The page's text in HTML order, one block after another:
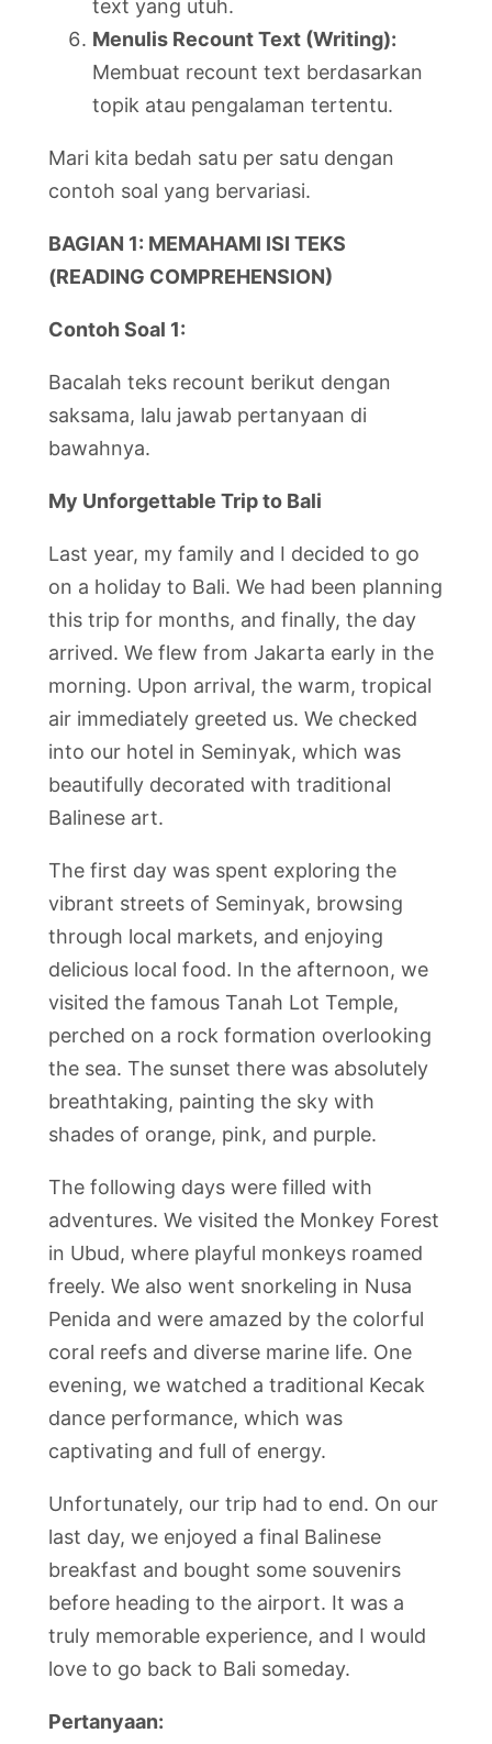
text yang utuh.
Menulis Recount Text (Writing):
Membuat recount text berdasarkan
topik atau pengalaman tertentu.
Mari kita bedah satu per satu dengan
contoh soal yang bervariasi.
BAGIAN 1: MEMAHAMI ISI TEKS
(READING COMPREHENSION)
Contoh Soal 1:
Bacalah teks recount berikut dengan
saksama, lalu jawab pertanyaan di
bawahnya.
My Unforgettable Trip to Bali
Last year, my family and I decided to go
on a holiday to Bali. We had been planning
this trip for months, and finally, the day
arrived. We flew from Jakarta early in the
morning. Upon arrival, the warm, tropical
air immediately greeted us. We checked
into our hotel in Seminyak, which was
beautifully decorated with traditional
Balinese art.
The first day was spent exploring the
vibrant streets of Seminyak, browsing
through local markets, and enjoying
delicious local food. In the afternoon, we
visited the famous Tanah Lot Temple,
perched on a rock formation overlooking
the sea. The sunset there was absolutely
breathtaking, painting the sky with
shades of orange, pink, and purple.
The following days were filled with
adventures. We visited the Monkey Forest
in Ubud, where playful monkeys roamed
freely. We also went snorkeling in Nusa
Penida and were amazed by the colorful
coral reefs and diverse marine life. One
evening, we watched a traditional Kecak
dance performance, which was
captivating and full of energy.
Unfortunately, our trip had to end. On our
last day, we enjoyed a final Balinese
breakfast and bought some souvenirs
before heading to the airport. It was a
truly memorable experience, and I would
love to go back to Bali someday.
Pertanyaan: